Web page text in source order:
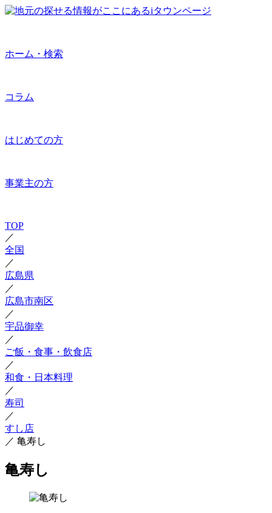
ホーム・検索
コラム
はじめての方
事業主の方
TOP
／
全国
／
広島県
／
広島市南区
／
宇品御幸
／
ご飯・食事・飲食店
／
和食・日本料理
／
寿司
／
すし店
／ 亀寿し
亀寿し